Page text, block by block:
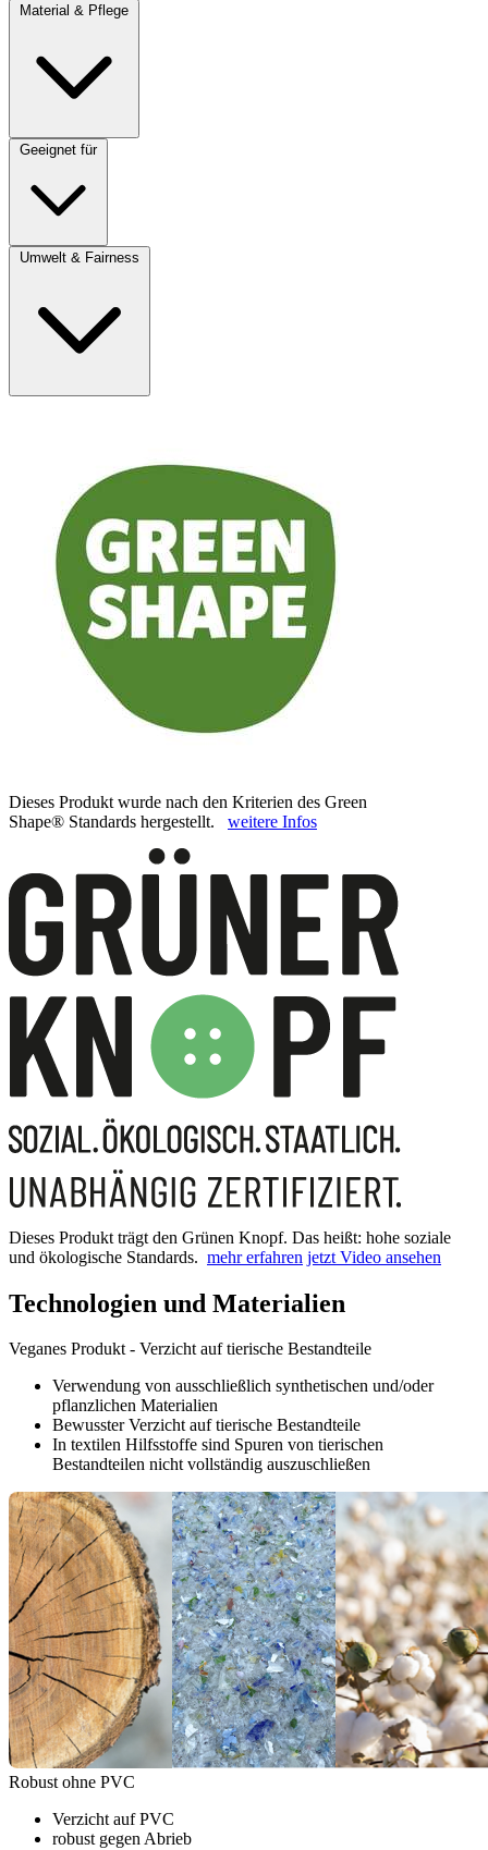
Material & Pflege
Geeignet für
Umwelt & Fairness
Dieses Produkt wurde nach den Kriterien des Green
Shape® Standards hergestellt. weitere Infos
Dieses Produkt trägt den Grünen Knopf. Das heißt: hohe soziale
und ökologische Standards. mehr erfahren jetzt Video ansehen
Technologien und Materialien
Veganes Produkt - Verzicht auf tierische Bestandteile
Verwendung von ausschließlich synthetischen und/oder
pflanzlichen Materialien
Bewusster Verzicht auf tierische Bestandteile
In textilen Hilfsstoffe sind Spuren von tierischen
Bestandteilen nicht vollständig auszuschließen
Robust ohne PVC
Verzicht auf PVC
robust gegen Abrieb